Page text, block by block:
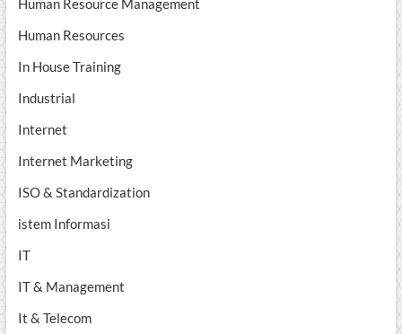
Human Resource Management
Human Resources
In House Training
Industrial
Internet
Internet Marketing
ISO & Standardization
istem Informasi
IT
IT & Management
It & Telecom